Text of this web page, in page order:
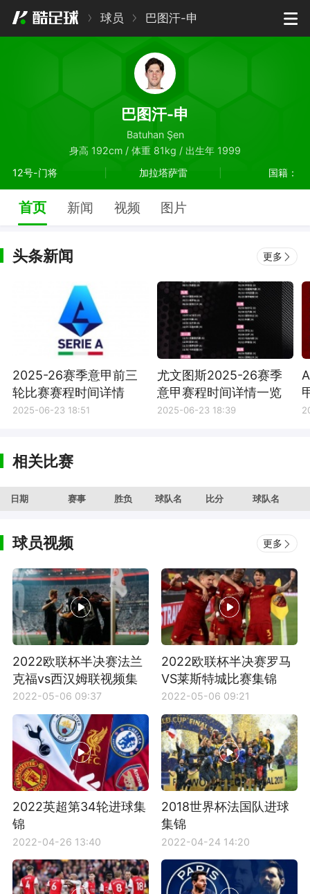
球员 巴图汗-申
巴图汗-申
Batuhan Şen
身高 192cm / 体重 81kg / 出生年 1999
12号-门将
加拉塔萨雷 国籍：
首页 新闻 视频 图片
头条新闻 更多
2025-26赛季意甲前三
轮比赛赛程时间详情
2025-06-23 18:51
尤文图斯2025-26赛季
意甲赛程时间详情一览
2025-06-23 18:39
相关比赛
日期 赛事 胜负 球队名 比分 球队名
球员视频 更多
2022欧联杯半决赛法兰
克福vs西汉姆联视频集
锦
2022-05-06 09:37
2022欧联杯半决赛罗马
VS莱斯特城比赛集锦
2022-05-06 09:21
2022英超第34轮进球集
锦
2022-04-26 13:40
2018世界杯法国队进球
集锦
2022-04-24 14:20